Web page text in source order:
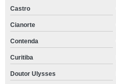
Castro
Cianorte
Contenda
Curitiba
Doutor Ulysses